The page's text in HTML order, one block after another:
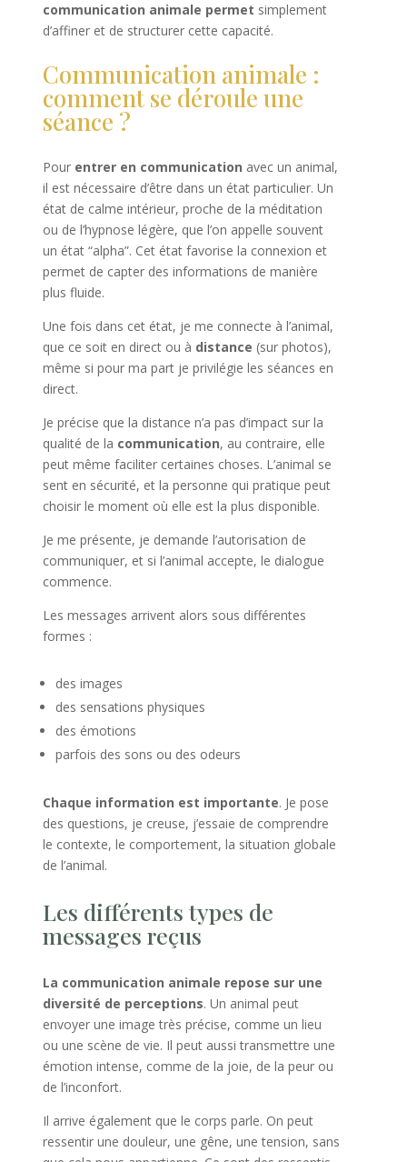
communication animale permet simplement
d’affiner et de structurer cette capacité.
Communication animale :
comment se déroule une
séance ?
Pour entrer en communication avec un animal,
il est nécessaire d’être dans un état particulier. Un
état de calme intérieur, proche de la méditation
ou de l’hypnose légère, que l’on appelle souvent
un état “alpha”. Cet état favorise la connexion et
permet de capter des informations de manière
plus fluide.
Une fois dans cet état, je me connecte à l’animal,
que ce soit en direct ou à distance (sur photos),
même si pour ma part je privilégie les séances en
direct.
Je précise que la distance n’a pas d’impact sur la
qualité de la communication, au contraire, elle
peut même faciliter certaines choses. L’animal se
sent en sécurité, et la personne qui pratique peut
choisir le moment où elle est la plus disponible.
Je me présente, je demande l’autorisation de
communiquer, et si l’animal accepte, le dialogue
commence.
Les messages arrivent alors sous différentes
formes :
des images
des sensations physiques
des émotions
parfois des sons ou des odeurs
Chaque information est importante. Je pose
des questions, je creuse, j’essaie de comprendre
le contexte, le comportement, la situation globale
de l’animal.
Les différents types de
messages reçus
La communication animale repose sur une
diversité de perceptions. Un animal peut
envoyer une image très précise, comme un lieu
ou une scène de vie. Il peut aussi transmettre une
émotion intense, comme de la joie, de la peur ou
de l’inconfort.
Il arrive également que le corps parle. On peut
ressentir une douleur, une gêne, une tension, sans